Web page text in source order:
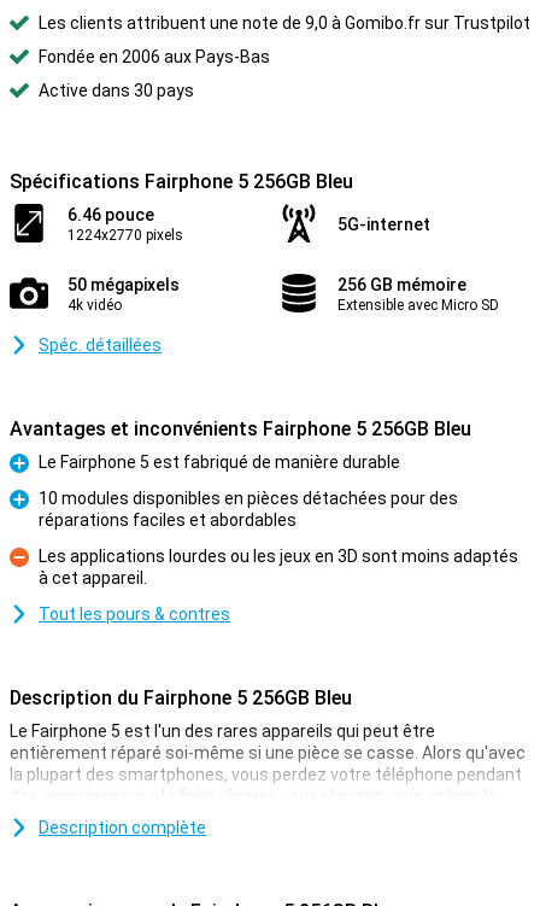
Les clients attribuent une note de 9,0 à Gomibo.fr sur Trustpilot
Fondée en 2006 aux Pays-Bas
Active dans 30 pays
Spécifications Fairphone 5 256GB Bleu
6.46 pouce
1224x2770 pixels
5G-internet
50 mégapixels
4k vidéo
256 GB mémoire
Extensible avec Micro SD
Spéc. détaillées
Avantages et inconvénients Fairphone 5 256GB Bleu
Pour
Le Fairphone 5 est fabriqué de manière durable
Pour
10 modules disponibles en pièces détachées pour des
réparations faciles et abordables
Contre
Les applications lourdes ou les jeux en 3D sont moins adaptés
à cet appareil.
Tout les pours & contres
Description du Fairphone 5 256GB Bleu
Le Fairphone 5 est l'un des rares appareils qui peut être
entièrement réparé soi-même si une pièce se casse. Alors qu'avec
la plupart des smartphones, vous perdez votre téléphone pendant
des semaines pour le faire réparer, vous réparez vous-même le
Fairphone 5 ! Ce concept rend le téléphone très durable, réduisant
ainsi votre empreinte carbone. De plus, le Fairphone 5 est
Description complète